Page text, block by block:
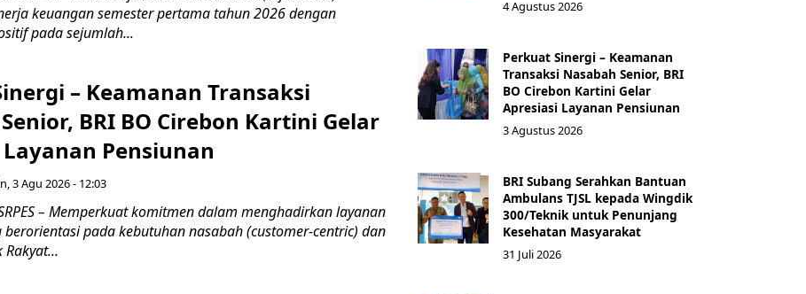
keuangan semester pertama tahun 2026 dengan
pada sejumlah...
– Keamanan Transaksi
BRI BO Cirebon Kartini Gelar
Pensiunan
3 Agu 2026 - 12:03
– Memperkuat komitmen dalam menghadirkan layanan
pada kebutuhan nasabah (customer-centric) dan
Rakyat...
4 Agustus 2026
Perkuat Sinergi – Keamanan
Transaksi Nasabah Senior, BRI
BO Cirebon Kartini Gelar
Apresiasi Layanan Pensiunan
3 Agustus 2026
BRI Subang Serahkan Bantuan
Ambulans TJSL kepada Wingdik
300/Teknik untuk Penunjang
Kesehatan Masyarakat ​
31 Juli 2026